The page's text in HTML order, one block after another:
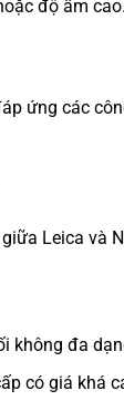
độ ẩm cao.
ứng các
Leica và
không đa
có giá khá